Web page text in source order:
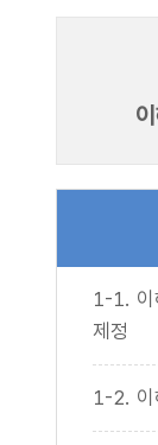
1-1. 이
제정
1-2. 이